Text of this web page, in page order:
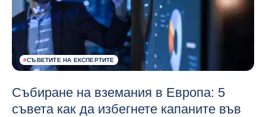
#СЪВЕТИТЕ НА ЕКСПЕРТИТЕ
Събиране на вземания в Европа: 5
съвета как да избегнете капаните във